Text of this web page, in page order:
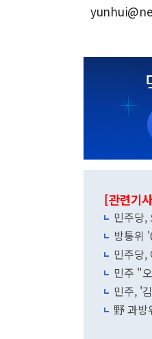
[관련기
민주당,
방통위
민주당
민주 "
민주, '
野 과방